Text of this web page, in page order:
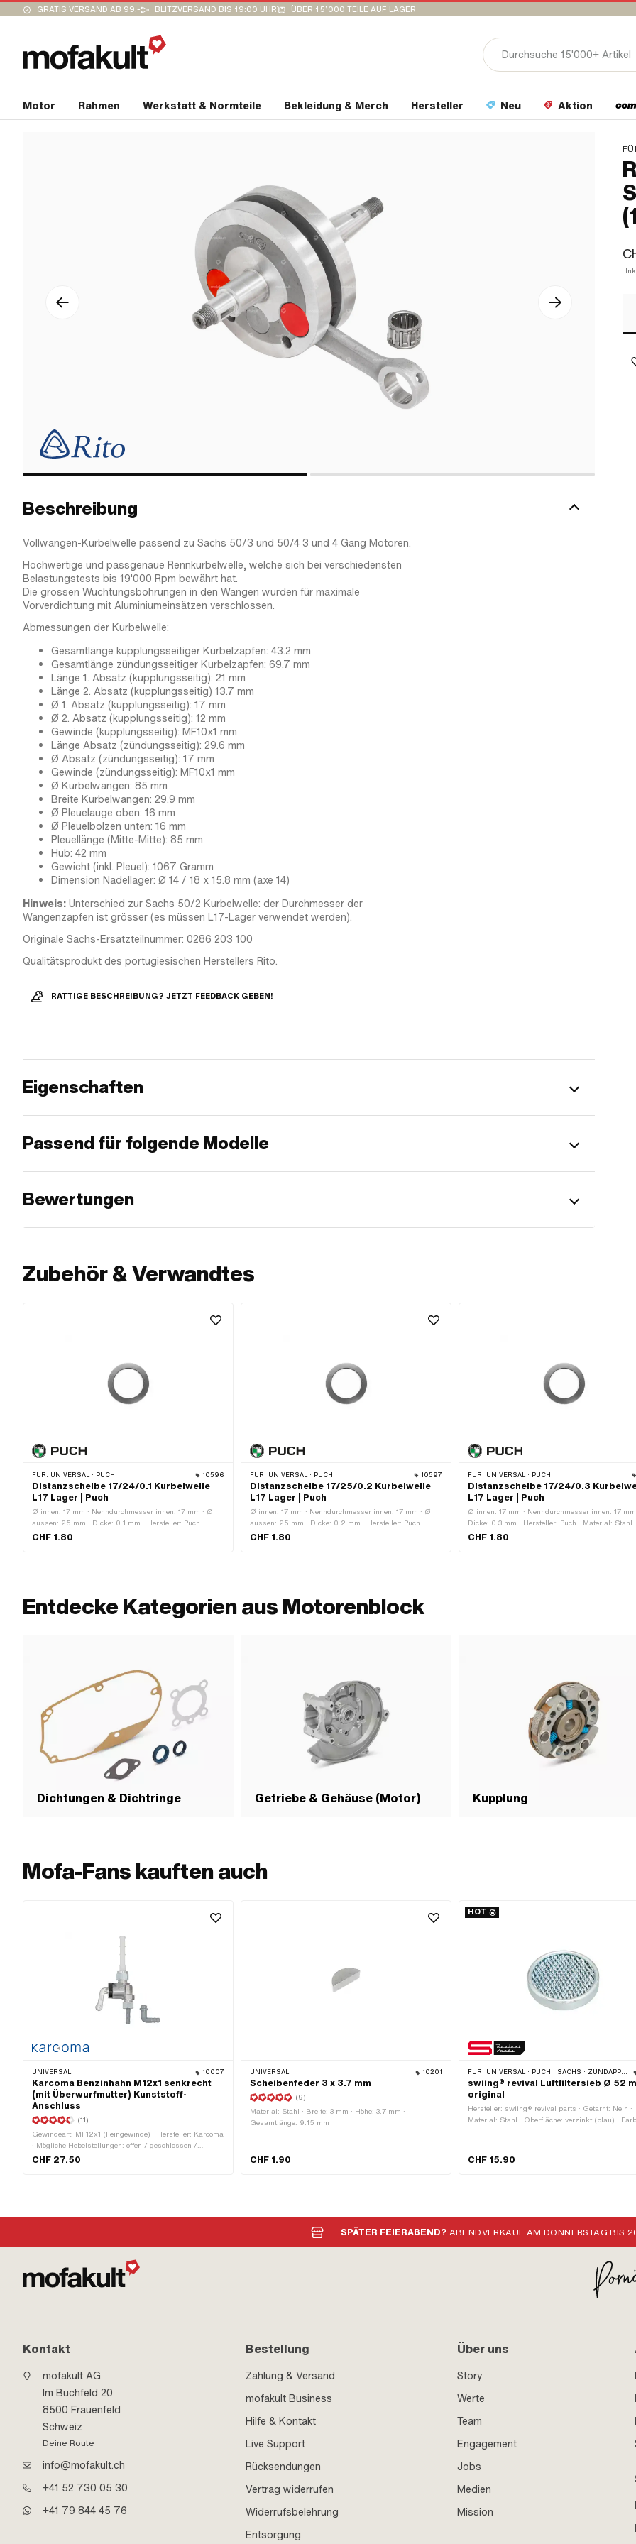
GRATIS VERSAND AB 99.- BLITZVERSAND BIS 19:00 UHR ÜBER 15’000 TEILE AUF LAGER
Motor Rahmen Werkstatt & Normteile Bekleidung & Merch Hersteller Neu Aktion
Beschreibung
Vollwangen-Kurbelwelle passend zu Sachs 50/3 und 50/4 3 und 4 Gang Motoren.
Hochwertige und passgenaue Rennkurbelwelle, welche sich bei verschiedensten
Belastungstests bis 19'000 Rpm bewährt hat.
Die grossen Wuchtungsbohrungen in den Wangen wurden für maximale
Vorverdichtung mit Aluminiumeinsätzen verschlossen.
Abmessungen der Kurbelwelle:
Gesamtlänge kupplungsseitiger Kurbelzapfen: 43.2 mm
Gesamtlänge zündungsseitiger Kurbelzapfen: 69.7 mm
Länge 1. Absatz (kupplungsseitig): 21 mm
Länge 2. Absatz (kupplungsseitig) 13.7 mm
Ø 1. Absatz (kupplungsseitig): 17 mm
Ø 2. Absatz (kupplungsseitig): 12 mm
Gewinde (kupplungsseitig): MF10x1 mm
Länge Absatz (zündungsseitig): 29.6 mm
Ø Absatz (zündungsseitig): 17 mm
Gewinde (zündungsseitig): MF10x1 mm
Ø Kurbelwangen: 85 mm
Breite Kurbelwangen: 29.9 mm
Ø Pleuelauge oben: 16 mm
Ø Pleuelbolzen unten: 16 mm
Pleuellänge (Mitte-Mitte): 85 mm
Hub: 42 mm
Gewicht (inkl. Pleuel): 1067 Gramm
Dimension Nadellager: Ø 14 / 18 x 15.8 mm (axe 14)
Hinweis: Unterschied zur Sachs 50/2 Kurbelwelle: der Durchmesser der
Wangenzapfen ist grösser (es müssen L17-Lager verwendet werden).
Originale Sachs-Ersatzteilnummer: 0286 203 100
Qualitätsprodukt des portugiesischen Herstellers Rito.
RATTIGE BESCHREIBUNG? JETZT FEEDBACK GEBEN!
Eigenschaften
Passend für folgende Modelle
Bewertungen
Zubehör & Verwandtes
FÜR: UNIVERSAL · PUCH 10596
Distanzscheibe 17/24/0.1 Kurbelwelle
L17 Lager | Puch
Ø innen: 17 mm · Nenndurchmesser innen: 17 mm · Ø
aussen: 25 mm · Dicke: 0.1 mm · Hersteller: Puch ·
Material: Stahl · Oberfläche: blank / geölt
CHF 1.80
FÜR: UNIVERSAL · PUCH 10597
Distanzscheibe 17/25/0.2 Kurbelwelle
L17 Lager | Puch
Ø innen: 17 mm · Nenndurchmesser innen: 17 mm · Ø
aussen: 25 mm · Dicke: 0.2 mm · Hersteller: Puch ·
Material: Stahl · Oberfläche: blank / geölt
CHF 1.80
FÜR: UNIVERSAL · PUCH
Distanzscheibe 17/24/0.3
L17 Lager | Puch
Ø innen: 17 mm · Nenndurchmesser innen: 17 mm
Dicke: 0.3 mm · Hersteller: Puch · Material: Stahl ·
Oberfläche: blank / geölt · Ø aussen: 24 mm
CHF 1.80
Entdecke Kategorien aus Motorenblock
Dichtungen & Dichtringe Getriebe & Gehäuse (Motor) Kupplung
Mofa-Fans kauften auch
UNIVERSAL 10007
Karcoma Benzinhahn M12x1 senkrecht
(mit Überwurfmutter) Kunststoff-
Anschluss
(11)
Gewindeart: MF12x1 (Feingewinde) · Hersteller: Karcoma
· Mögliche Hebelstellungen: offen / geschlossen /
Reserve · Material Hebel: Metall · Filterart: Kunststoffnetz
CHF 27.50
UNIVERSAL 10201
Scheibenfeder 3 x 3.7 mm
(9)
Material: Stahl · Breite: 3 mm · Höhe: 3.7 mm ·
Gesamtlänge: 9.15 mm
CHF 1.90
HOT
FÜR: UNIVERSAL · PUCH · SACHS · ZÜNDAPP BELMONDO
swiing® revival Luftfiltersieb Ø 52
original
Hersteller: swiing® revival parts · Getarnt: Nein ·
Material: Stahl · Oberfläche: verzinkt (blau) ·
CHF 15.90
SPÄTER FEIERABEND? ABENDVERKAUF AM DONNERSTAG BIS
Kontakt
mofakult AG
Im Buchfeld 20
8500 Frauenfeld
Schweiz
Deine Route
info@mofakult.ch
+41 52 730 05 30
+41 79 844 45 76
Bestellung
Zahlung & Versand
mofakult Business
Hilfe & Kontakt
Live Support
Rücksendungen
Vertrag widerrufen
Widerrufsbelehrung
Entsorgung
Über uns
Story
Werte
Team
Engagement
Jobs
Medien
Mission